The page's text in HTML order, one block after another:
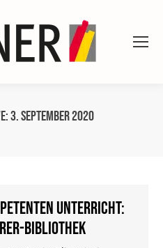
3. September 2020
Unterricht:
Bibliothek